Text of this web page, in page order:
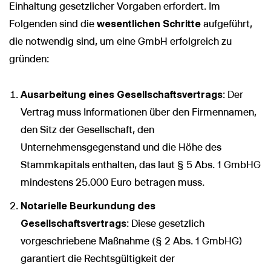
Einhaltung gesetzlicher Vorgaben erfordert. Im
Folgenden sind die wesentlichen Schritte aufgeführt,
die notwendig sind, um eine GmbH erfolgreich zu
gründen:
Ausarbeitung eines Gesellschaftsvertrags: Der
Vertrag muss Informationen über den Firmennamen,
den Sitz der Gesellschaft, den
Unternehmensgegenstand und die Höhe des
Stammkapitals enthalten, das laut § 5 Abs. 1 GmbHG
mindestens 25.000 Euro betragen muss.
Notarielle Beurkundung des
Gesellschaftsvertrags: Diese gesetzlich
vorgeschriebene Maßnahme (§ 2 Abs. 1 GmbHG)
garantiert die Rechtsgültigkeit der